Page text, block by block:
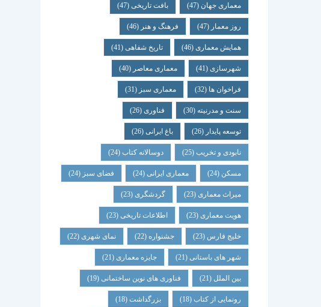
معماری جهان (47) بافت تاریخی(47)
روز معمار (47) فرهنگ و هنر (46)
همایش معماری(46) تاریخ شفاهی(41)
شهرسازی(41) معماری معاصر (40)
فراخوان ها (32) معماری سبز (31)
سنت و مدرنیته (30) فناوری(26)
توسعه پایدار (26) باغ ایرانی(26)
نابودی و تخریب(25) دوسالانه کتاب(24)
مسکن (24) معماری ایرانی(24) فضای سبز (24)
میراث معماری(23) گردشگری(23)
هویت معماری(23) اطلاعات تاریخی(23)
خلیج فارس (23) جشنواره (22) نمای شهری(22)
شهر های باستانی(21) جایزه معماری(21)
بین الملل (21) فناوری های نوین ساختمانی(19)
رونمایی از کتاب(18) بزرگداشت(18)